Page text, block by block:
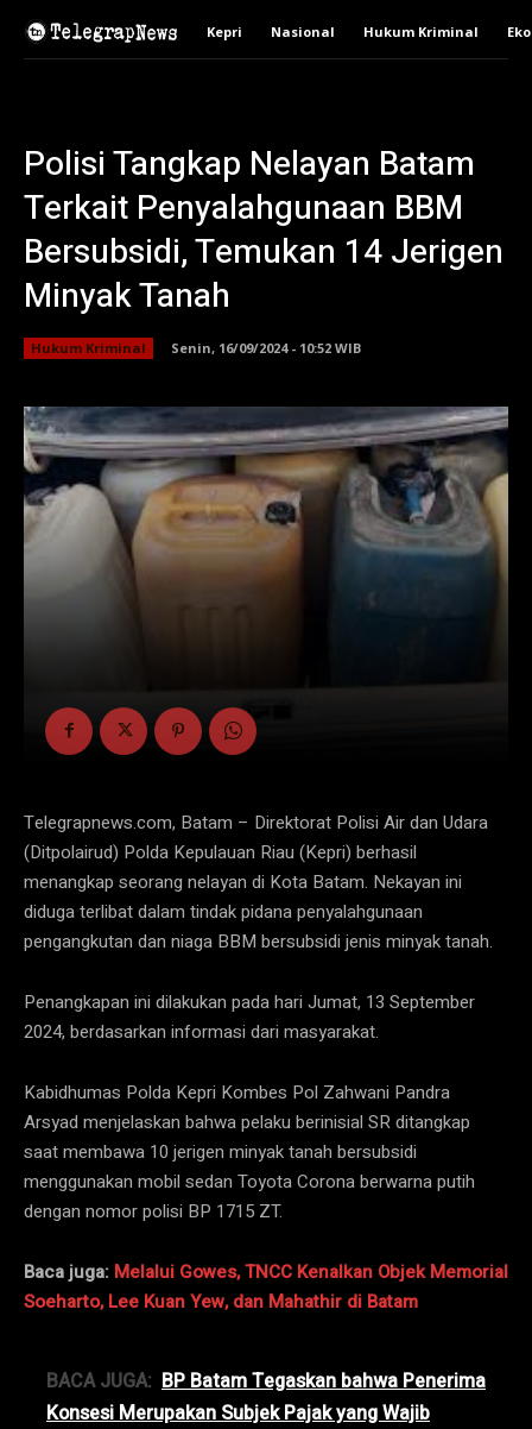
Kepri Nasional Hukum Kriminal
Polisi Tangkap Nelayan Batam
Terkait Penyalahgunaan BBM
Bersubsidi, Temukan 14 Jerigen
Minyak Tanah
Hukum Kriminal Senin, 16/09/2024 - 10:52 WIB
Telegrapnews.com, Batam – Direktorat Polisi Air dan Udara
(Ditpolairud) Polda Kepulauan Riau (Kepri) berhasil
menangkap seorang nelayan di Kota Batam. Nekayan ini
diduga terlibat dalam tindak pidana penyalahgunaan
pengangkutan dan niaga BBM bersubsidi jenis minyak tanah.
Penangkapan ini dilakukan pada hari Jumat, 13 September
2024, berdasarkan informasi dari masyarakat.
Kabidhumas Polda Kepri Kombes Pol Zahwani Pandra
Arsyad menjelaskan bahwa pelaku berinisial SR ditangkap
saat membawa 10 jerigen minyak tanah bersubsidi
menggunakan mobil sedan Toyota Corona berwarna putih
dengan nomor polisi BP 1715 ZT.
Baca juga: Melalui Gowes, TNCC Kenalkan Objek Memorial
Soeharto, Lee Kuan Yew, dan Mahathir di Batam
BACA JUGA: BP Batam Tegaskan bahwa Penerima
Konsesi Merupakan Subjek Pajak yang Wajib